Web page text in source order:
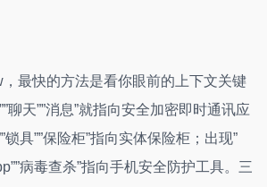
最快的方法是看你眼前的上下文关键
聊天””消息”就指向安全加密即时通讯应
锁具””保险柜”指向实体保险柜；出现”
病毒查杀”指向手机安全防护工具。三